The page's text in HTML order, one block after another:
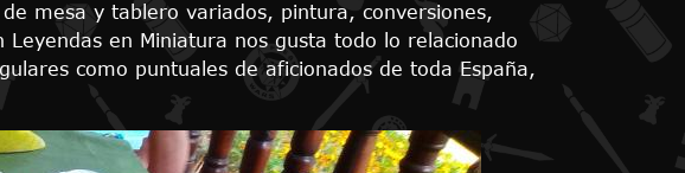
mesa y tablero variados, pintura, conversiones,
en Miniatura nos gusta todo lo relacionado
como puntuales de aficionados de toda España,